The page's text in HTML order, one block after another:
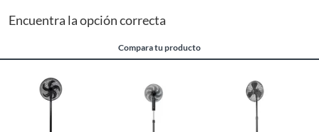
Sistema de fijación Sobreponer
Plazo de
disponibilidad de
NO
Encuentra la opción correcta
Compara tu producto